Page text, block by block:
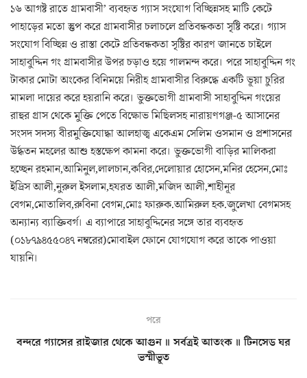
১৬ আগষ্ট রাতে গ্রামবাসী’ ব্যবহৃত গ্যাস সংযোগ বিচ্ছিন্নসহ মাটি কেটে
পাহাড়ের মতো স্তুপ করে গ্রামবাসীর চলাচলে প্রতিবন্ধকতা সৃষ্টি করে। গ্যাস
সংযোগ বিচ্ছিন্ন ও রাস্তা কেটে প্রতিবন্ধকতা সৃষ্টির কারণ জানতে চাইলে
সাহাবুদ্দিন গং গ্রামবাসীর উপর চড়াও হয়ে গালমন্দ করে। পরে সাহাবুদ্দিন গং
টাকার মোটা অংকের বিনিময়ে নিরীহ গ্রামবাসীর বিরুদ্ধে একটি ভূয়া চুরির
মামলা দায়ের করে হয়রানি করে। ভুক্তভোগী গ্রামবাসী সাহাবুদ্দিন গংয়ের
রাহুর গ্রাস থেকে মুক্তি পেতে বিক্ষোভ মিছিলসহ নারায়ণগঞ্জ-৫ আসানের
সংসদ সদস্য বীরমুক্তিযোদ্ধা আলহাজ্ব একেএম সেলিম ওসমান ও প্রশাসনের
উর্দ্ধতন মহলের আশু হস্তক্ষেপ কামনা করে। ভুক্তভোগী বাড়ির মালিকরা
হচ্ছেন রহমান,আমিনুল,লালচান,কবির,দেলোয়ার হোসেন,মনির হেসেন,মোঃ
ইদ্রিস আলী,নুরুল ইসলাম,হযরত আলী,মজিদ আলী,শাহীনূর
বেগম,মোতালিব,রুবিনা বেগম,মোঃ ফারুক.আমিরুল হক.জুলেখা বেগমসহ
অন্যান্য ব্যাক্তিবর্গ। এ ব্যাপারে সাহাবুদ্দিনের সঙ্গে তার ব্যবহৃত
(০১৮৭৯৪৫৫০৪৭ নম্বরের)মোবাইল ফোনে যোগযোগ করে তাকে পাওয়া
যায়নি।
পরে
বন্দরে গ্যাসের রাইজার থেকে আগুন ॥ সর্বত্রই আতংক ॥ টিনসেড ঘর
ভস্মীভূত